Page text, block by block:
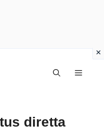
Menu
diretta